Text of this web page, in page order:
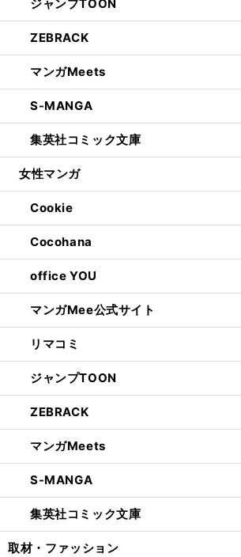
ジャンプTOON
ZEBRACK
マンガMeets
S-MANGA
集英社コミック文庫
女性マンガ
Cookie
Cocohana
office YOU
マンガMee公式サイト
リマコミ
ジャンプTOON
ZEBRACK
マンガMeets
S-MANGA
集英社コミック文庫
取材・ファッション